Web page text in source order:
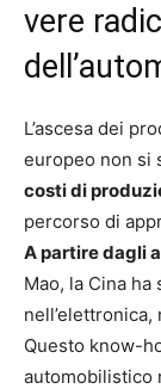
vere
L’ascesa dei
europeo non si
costi di
percorso di
A partire dagli
Mao, la Cina
Questo know-
automobilistico